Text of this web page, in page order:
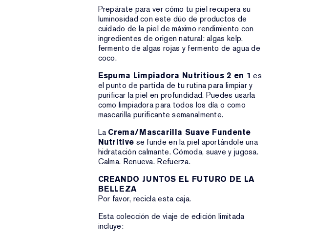
Prepárate para ver cómo tu piel recupera su
luminosidad con este dúo de productos de
cuidado de la piel de máximo rendimiento con
ingredientes de origen natural: algas kelp,
fermento de algas rojas y fermento de agua de
coco.
Espuma Limpiadora Nutritious 2 en 1 es
el punto de partida de tu rutina para limpiar y
purificar la piel en profundidad. Puedes usarla
como limpiadora para todos los día o como
mascarilla purificante semanalmente.
La Crema/Mascarilla Suave Fundente
Nutritive se funde en la piel aportándole una
hidratación calmante. Cómoda, suave y jugosa.
Calma. Renueva. Refuerza.
CREANDO JUNTOS EL FUTURO DE LA
BELLEZA
Por favor, recicla esta caja.
Esta colección de viaje de edición limitada
incluye: